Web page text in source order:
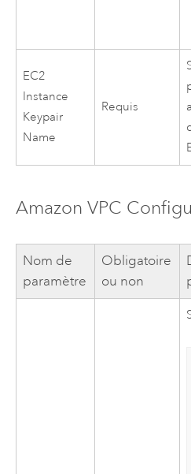
EC2
Instance
Keypair
Name
Requis
Amazon VPC
Nom de
paramètre
Obligatoire
ou non